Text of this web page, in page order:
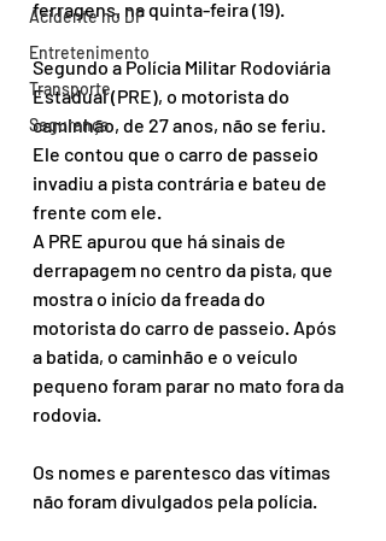
Acidente no DF
Entretenimento
Transporte
Segurança
ferragens, na quinta-feira (19).
Segundo a Polícia Militar Rodoviária
Estadual (PRE), o motorista do
caminhão, de 27 anos, não se feriu.
Ele contou que o carro de passeio
invadiu a pista contrária e bateu de
frente com ele.
A PRE apurou que há sinais de
derrapagem no centro da pista, que
mostra o início da freada do
motorista do carro de passeio. Após
a batida, o caminhão e o veículo
pequeno foram parar no mato fora da
rodovia.
Os nomes e parentesco das vítimas
não foram divulgados pela polícia.